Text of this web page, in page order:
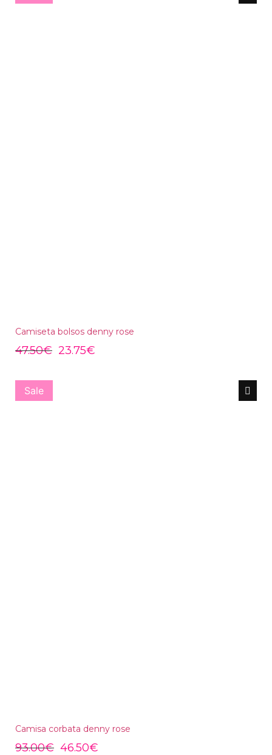
Camiseta bolsos denny rose
47.50€ 23.75€
Sale
Camisa corbata denny rose
93.00€ 46.50€